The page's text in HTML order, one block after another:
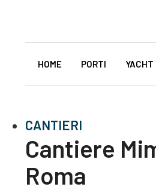
HOME PORTI YACHT
CANTIERI
Cantiere
Roma